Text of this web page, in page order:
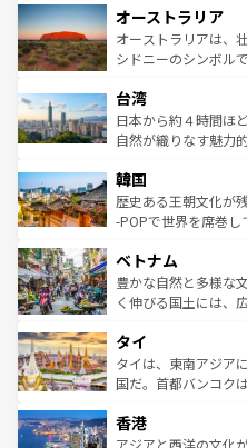
部のニューオーリン
文化が魅力。旅行者
しみながら、その多
ならではの贅沢な旅のスタイルだ
情報はコンテンツ一
ワイ島は見逃せない
島だが、静かな自然
おすすめ。エメラル
れるおもてなしの心
人々、おいしいロー
ク、伝統的なフラダ
ワイを、存分に味わってほしい。 な
はコンテンツ一覧を
オーストラリア
オーストラリアは、
シドニーのシンボル
リアリーフや大陸中
ク）、タスマニアの
ど、見どころがたく
いる。アクティビテ
ビング、ハイキング
い。オーストラリア
参照してほしい。
台湾
日本から約４時間ほ
自然が織りなす魅力
ン）、静ひつな山岳
と山間の静けさが共
驚きをもたらしてく
容にもいいと評判の
が味わえる
照してほしい。
韓国
歴史ある王朝文化が
-POPで世界を席巻し
き、地方に足を延ば
できる。そして、キ
まで、さまざまな韓
リティに包まれなが
覧を参照してほしい。
ベトナム
豊かな自然と多様な
く伸びる国土には、
急速な発展と共に伝
ーチミン市のフラン
醸し出している。ま
とつ。フォーやバイ
ひ現地で味わいたい
タイ
タイは、東南アジア
国だ。首都バンコク
の活気が交差してい
帯で自然と触れ合い
香港
アジアと西洋の文化